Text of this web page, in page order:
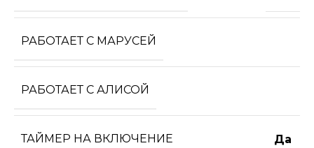
РАБОТАЕТ С МАРУСЕЙ
РАБОТАЕТ С АЛИСОЙ
ТАЙМЕР НА ВКЛЮЧЕНИЕ Да